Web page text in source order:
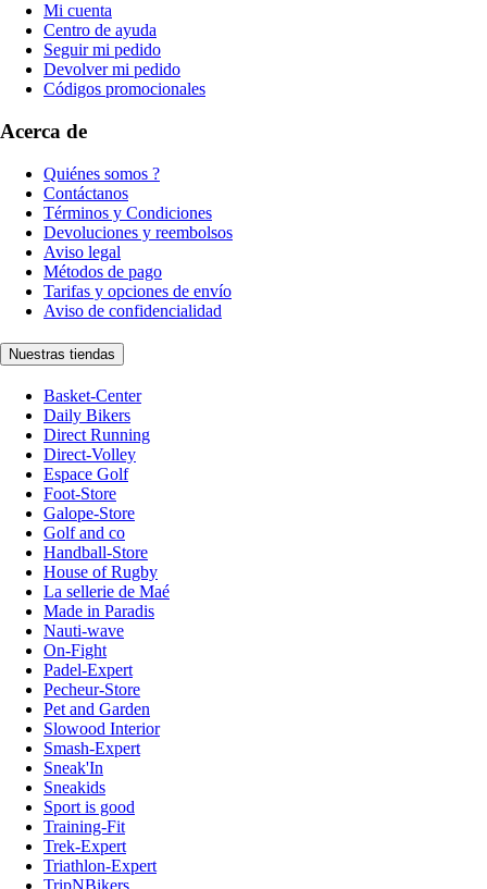
Mi cuenta
Centro de ayuda
Seguir mi pedido
Devolver mi pedido
Códigos promocionales
Acerca de
Quiénes somos ?
Contáctanos
Términos y Condiciones
Devoluciones y reembolsos
Aviso legal
Métodos de pago
Tarifas y opciones de envío
Aviso de confidencialidad
Nuestras tiendas
Basket-Center
Daily Bikers
Direct Running
Direct-Volley
Espace Golf
Foot-Store
Galope-Store
Golf and co
Handball-Store
House of Rugby
La sellerie de Maé
Made in Paradis
Nauti-wave
On-Fight
Padel-Expert
Pecheur-Store
Pet and Garden
Slowood Interior
Smash-Expert
Sneak'In
Sneakids
Sport is good
Training-Fit
Trek-Expert
Triathlon-Expert
TripNBikers